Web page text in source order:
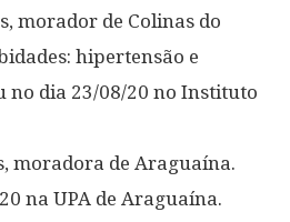
morador de Colinas do
hipertensão e
no dia 23/08/20 no Instituto
moradora de Araguaína.
na UPA de Araguaína.